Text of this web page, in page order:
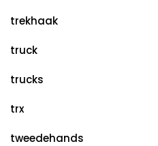
trekhaak
truck
trucks
trx
tweedehands